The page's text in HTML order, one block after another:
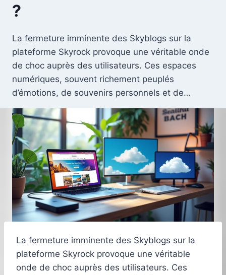
?
La fermeture imminente des Skyblogs sur la
plateforme Skyrock provoque une véritable onde
de choc auprès des utilisateurs. Ces espaces
numériques, souvent richement peuplés
d’émotions, de souvenirs personnels et de…
La fermeture imminente des Skyblogs sur la
plateforme Skyrock provoque une véritable
onde de choc auprès des utilisateurs. Ces